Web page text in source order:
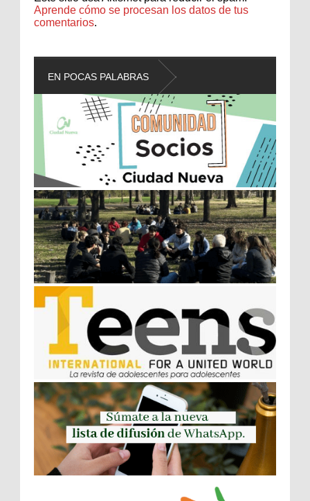
Aprende cómo se procesan los datos de tus
comentarios.
EN POCAS PALABRAS